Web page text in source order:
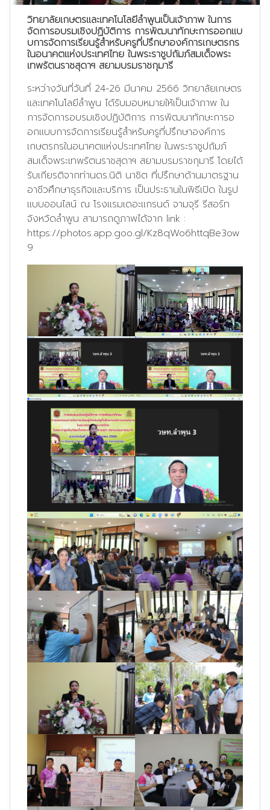
วิทยาลัยเกษตรเเละเทคโนโลยีลำพูนเป็นเจ้าภาพ ในการ
จัดการอบรมเชิงปฏิบัติการ การพัฒนาทักษะการออกเเบ
บการจัดการเรียนรู้สำหรับครูที่ปรึกษาองค์การเกษตรกร
ในอนาคตแห่งประเทศไทย ในพระราชูปถัมภ์สมเด็จพระ
เทพรัตนราชสุดาฯ สยามบรมราชกุมารี
ระหว่างวันที่วันที่ 24-26 มีนาคม 2566 วิทยาลัยเกษตร
เเละเทคโนโลยีลำพูน ได้รับมอบหมายให้เป็นเจ้าภาพ ใน
การจัดการอบรมเชิงปฏิบัติการ การพัฒนาทักษะการอ
อกเเบบการจัดการเรียนรู้สำหรับครูที่ปรึกษาองค์การ
เกษตรกรในอนาคตแห่งประเทศไทย ในพระราชูปถัมภ์
สมเด็จพระเทพรัตนราชสุดาฯ สยามบรมราชกุมารี โดยได้
รับเกียรติจากท่านดร.นิติ นาชิต ที่ปรึกษาด้านมาตรฐาน
อาชีวศึกษาธุรกิจเเละบริการ เป็นประธานในพิธีเปิด ในรูป
เเบบออนไลน์ ณ โรงเเรมเดอะเเกรนด์ จามจุรี รีสอร์ท
จังหวัดลำพูน สามารถดูภาพได้จาก link :
https://photos.app.goo.gl/Kz8qWo6httqBe3ow
9